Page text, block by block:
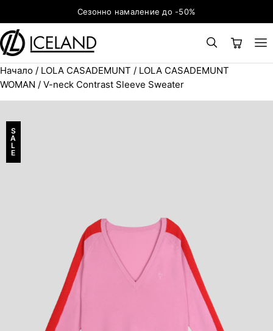
Към съдържаниетоСезонно намаление до -50%
Search for:
ТЪРСЕНЕ
Начало / LOLA CASADEMUNT / LOLA CASADEMUNT
WOMAN / V-neck Contrast Sleeve Sweater
S
A
L
E